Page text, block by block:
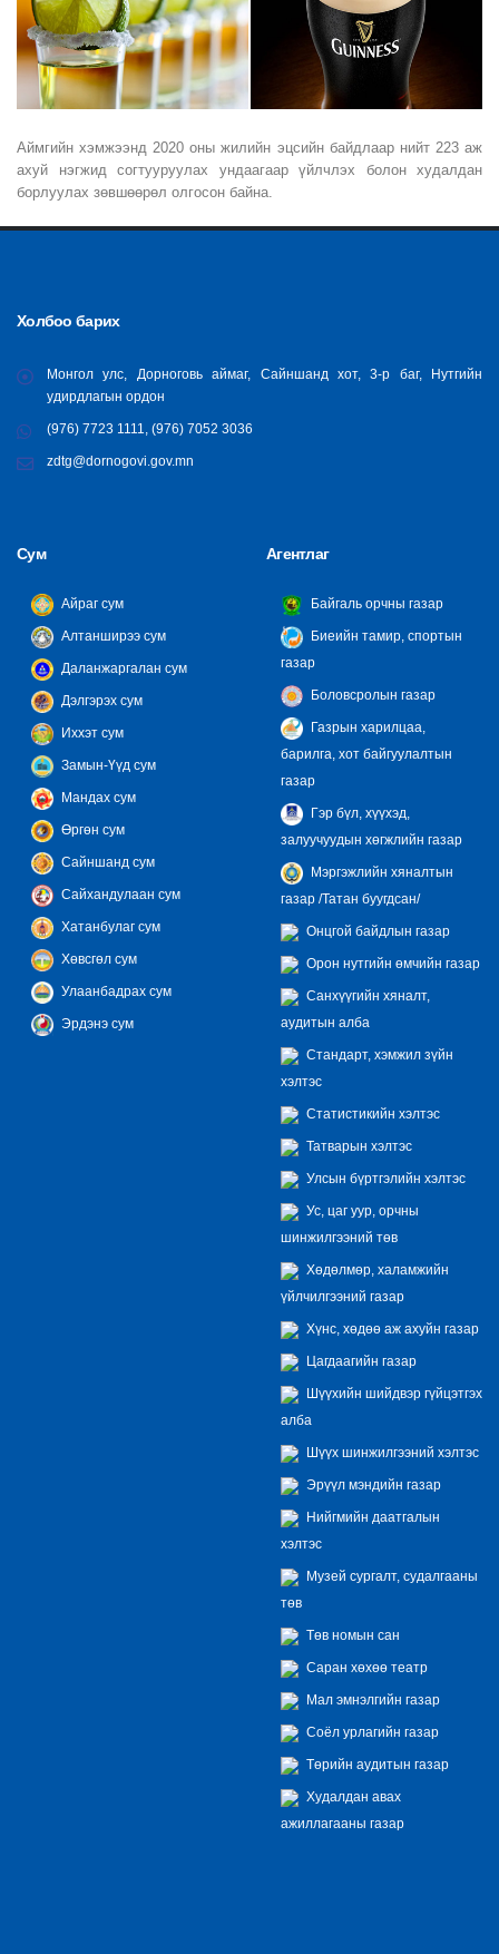
Аймгийн хэмжээнд 2020 оны жилийн эцсийн байдлаар нийт 223 аж
ахуй нэгжид согтууруулах ундаагаар үйлчлэх болон худалдан
борлуулах зөвшөөрөл олгосон байна.
Холбоо барих
Монгол улс, Дорноговь аймаг, Сайншанд хот, 3-р баг, Нутгийн
удирдлагын ордон
(976) 7723 1111, (976) 7052 3036
zdtg@dornogovi.gov.mn
Сум
Айраг сум
Алтанширээ сум
Даланжаргалан сум
Дэлгэрэх сум
Иххэт сум
Замын-Үүд сум
Мандах сум
Өргөн сум
Сайншанд сум
Сайхандулаан сум
Хатанбулаг сум
Хөвсгөл сум
Улаанбадрах сум
Эрдэнэ сум
Агентлаг
Байгаль орчны газар
Биеийн тамир, спортын
газар
Боловсролын газар
Газрын харилцаа,
барилга, хот байгуулалтын
газар
Гэр бүл, хүүхэд,
залуучуудын хөгжлийн газар
Мэргэжлийн хяналтын
газар /Татан буугдсан/
Онцгой байдлын газар
Орон нутгийн өмчийн газар
Санхүүгийн хяналт,
аудитын алба
Стандарт, хэмжил зүйн
хэлтэс
Статистикийн хэлтэс
Татварын хэлтэс
Улсын бүртгэлийн хэлтэс
Ус, цаг уур, орчны
шинжилгээний төв
Хөдөлмөр, халамжийн
үйлчилгээний газар
Хүнс, хөдөө аж ахуйн газар
Цагдаагийн газар
Шүүхийн шийдвэр гүйцэтгэх
алба
Шүүх шинжилгээний хэлтэс
Эрүүл мэндийн газар
Нийгмийн даатгалын
хэлтэс
Музей сургалт, судалгааны
төв
Төв номын сан
Саран хөхөө театр
Мал эмнэлгийн газар
Соёл урлагийн газар
Төрийн аудитын газар
Худалдан авах
ажиллагааны газар